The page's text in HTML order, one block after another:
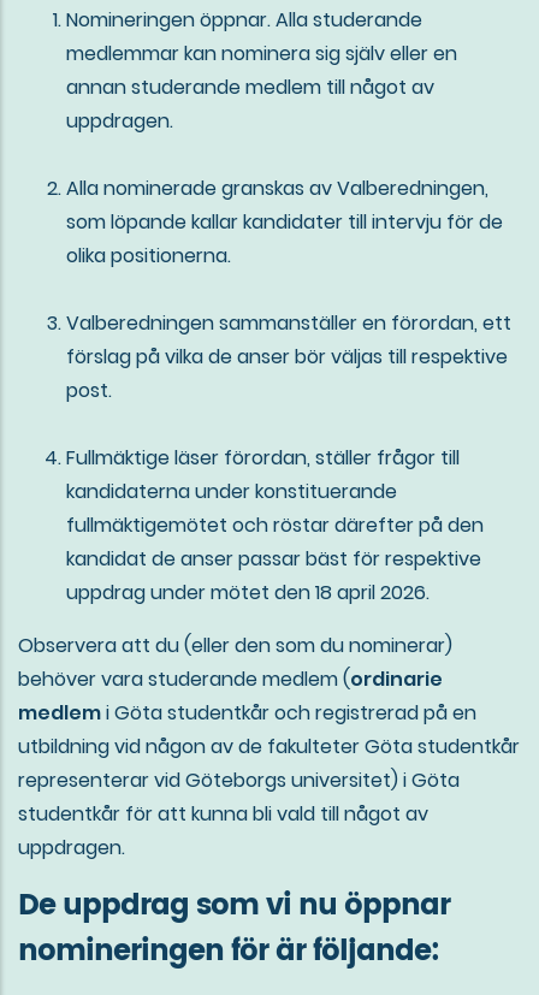
Nomineringen öppnar. Alla studerande
medlemmar kan nominera sig själv eller en
annan studerande medlem till något av
uppdragen.
Alla nominerade granskas av Valberedningen,
som löpande kallar kandidater till intervju för de
olika positionerna.
Valberedningen sammanställer en förordan, ett
förslag på vilka de anser bör väljas till respektive
post.
Fullmäktige läser förordan, ställer frågor till
kandidaterna under konstituerande
fullmäktigemötet och röstar därefter på den
kandidat de anser passar bäst för respektive
uppdrag under mötet den 18 april 2026.
Observera att du (eller den som du nominerar)
behöver vara studerande medlem (ordinarie
medlemi Göta studentkår och registrerad på en
utbildning vid någon av de fakulteter Göta studentkår
representerar vid Göteborgs universitet) i Göta
studentkår för att kunna bli vald till något av
uppdragen.
De uppdrag som vi nu öppnar
nomineringen för är följande: